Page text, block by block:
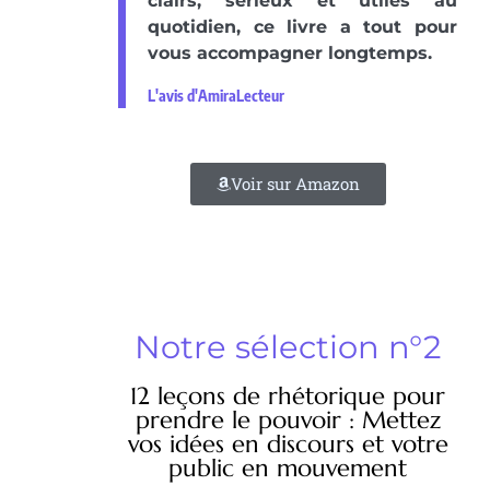
quotidien, ce livre a tout pour
vous accompagner longtemps.
L'avis d'AmiraLecteur
Voir sur Amazon
Notre sélection n°2
12 leçons de rhétorique pour
prendre le pouvoir : Mettez
vos idées en discours et votre
public en mouvement